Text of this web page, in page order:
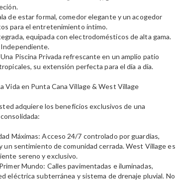
de estar formal, comedor elegante y un acogedor
para el entretenimiento íntimo.
equipada con electrodomésticos de alta gama.
Independiente.
Una Piscina Privada refrescante en un amplio patio
su extensión perfecta para el día a día.
Vida en Punta Cana Village & West Village
adquiere los beneficios exclusivos de una
Máximas: Acceso 24/7 controlado por guardias,
un sentimiento de comunidad cerrada. West Village es
sereno y exclusivo.
Mundo: Calles pavimentadas e iluminadas,
eléctrica subterránea y sistema de drenaje pluvial. No